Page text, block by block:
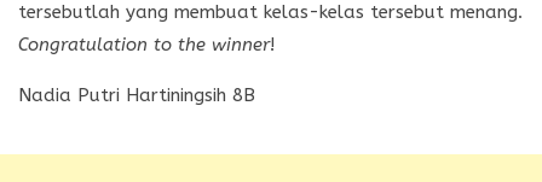
tersebutlah yang membuat kelas-kelas tersebut menang.
Congratulation to the winner!
Nadia Putri Hartiningsih 8B